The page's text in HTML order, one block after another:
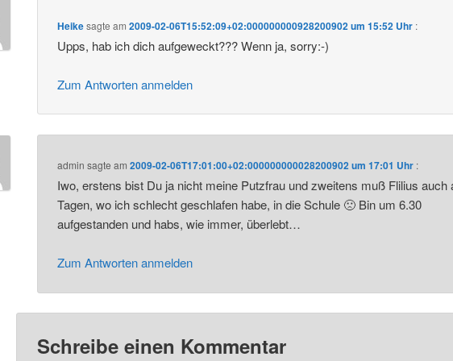
Heikesagte am2009-02-06T15:52:09+02:000000000928200902 um 15:52 Uhr :
Upps, hab ich dich aufgeweckt??? Wenn ja, sorry:-)
Zum Antworten anmelden
admin sagte am2009-02-06T17:01:00+02:000000000028200902 um 17:01 Uhr :
Iwo, erstens bist Du ja nicht meine Putzfrau und zweitens muß Flilius auch
Tagen, wo ich schlecht geschlafen habe, in die Schule 🙁 Bin um 6.30
aufgestanden und habs, wie immer, überlebt…
Zum Antworten anmelden
Schreibe einen Kommentar